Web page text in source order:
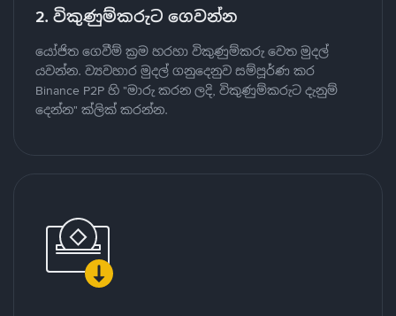
2. විකුණුම්කරුට ගෙවන්න
යෝජිත ගෙවීම් ක්‍රම හරහා විකුණුම්කරු වෙත මුදල්
යවන්න. ව්‍යවහාර මුදල් ගනුදෙනුව සම්පූර්ණ කර
Binance P2P හි "මාරු කරන ලදි, විකුණුම්කරුට දැනුම්
දෙන්න" ක්ලික් කරන්න.